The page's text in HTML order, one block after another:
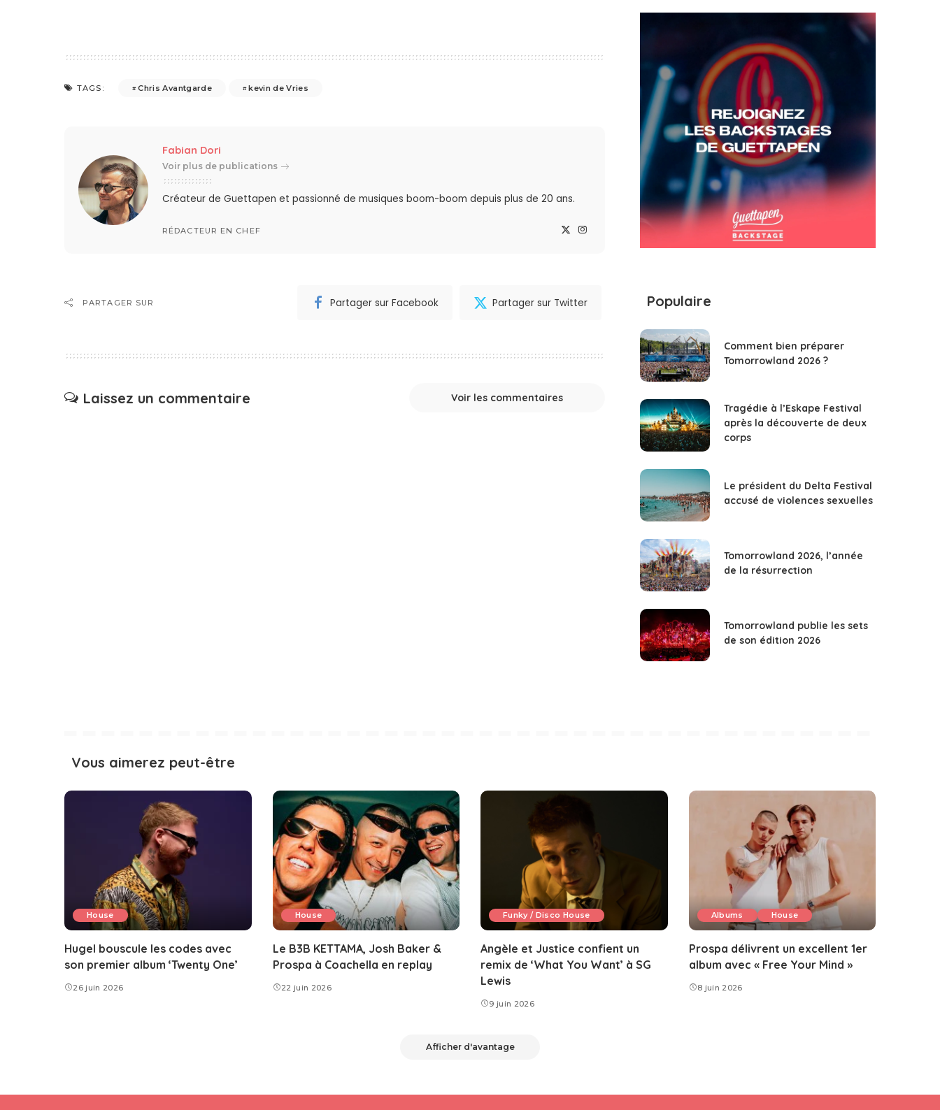
TAGS: Chris Avantgarde kevin de Vries
Fabian Dori
Voir plus de publications
Créateur de Guettapen et passionné de musiques boom-boom depuis plus de 20 ans.
RÉDACTEUR EN CHEF
PARTAGER SUR Partager sur Facebook Partager sur Twitter
Laissez un commentaire Voir les commentaires
Populaire
Comment bien préparer
Tomorrowland 2026 ?
Tragédie à l’Eskape Festival
après la découverte de deux
corps
Le président du Delta Festival
accusé de violences sexuelles
Tomorrowland 2026, l’année
de la résurrection
Tomorrowland publie les sets
de son édition 2026
Vous aimerez peut-être
House
Hugel bouscule les codes avec
son premier album ‘Twenty One’
26 juin 2026
House
Le B3B KETTAMA, Josh Baker &
Prospa à Coachella en replay
22 juin 2026
Funky / Disco House
Angèle et Justice confient un
remix de ‘What You Want’ à SG
Lewis
9 juin 2026
Albums House
Prospa délivrent un excellent 1er
album avec « Free Your Mind »
8 juin 2026
Afficher d'avantage